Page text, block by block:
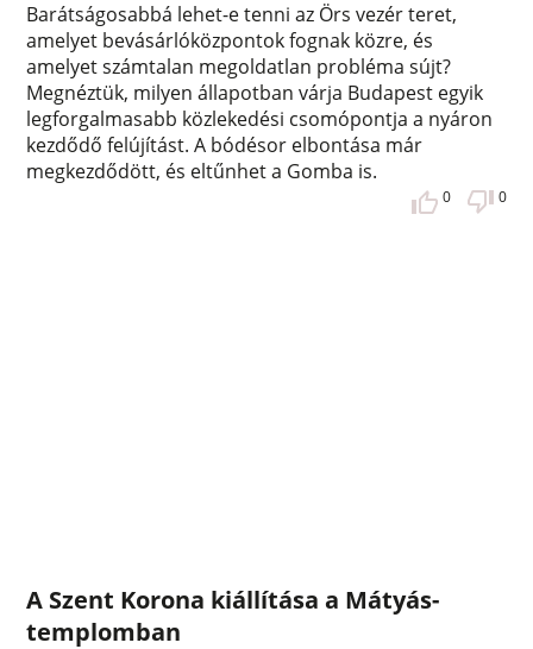
Barátságosabbá lehet-e tenni az Örs vezér teret,
amelyet bevásárlóközpontok fognak közre, és
amelyet számtalan megoldatlan probléma sújt?
Megnéztük, milyen állapotban várja Budapest egyik
legforgalmasabb közlekedési csomópontja a nyáron
kezdődő felújítást. A bódésor elbontása már
megkezdődött, és eltűnhet a Gomba is.
0 0
A Szent Korona kiállítása a Mátyás-
templomban